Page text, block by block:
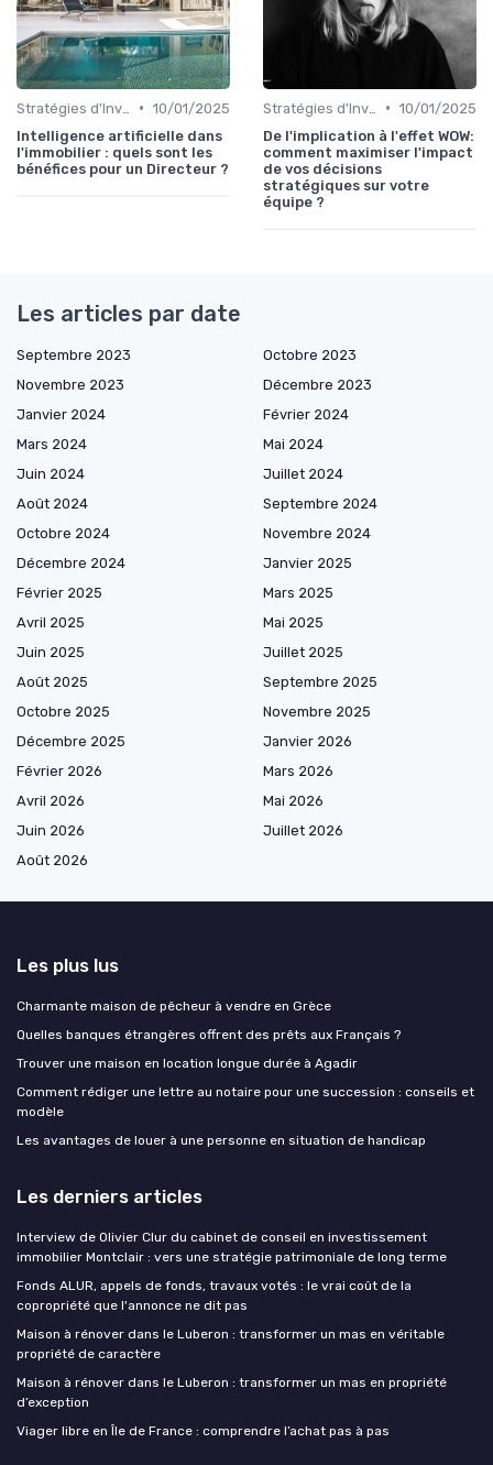
• 10/01/2025
Intelligence artificielle dans
l'immobilier : quels sont les
bénéfices pour un Directeur ?
• 10/01/2025
De l'implication à l'effet WOW:
comment maximiser l'impact
de vos décisions
stratégiques sur votre
équipe ?
Les articles par date
Septembre 2023
Octobre 2023
Novembre 2023
Décembre 2023
Janvier 2024
Février 2024
Mars 2024
Mai 2024
Juin 2024
Juillet 2024
Août 2024
Septembre 2024
Octobre 2024
Novembre 2024
Décembre 2024
Janvier 2025
Février 2025
Mars 2025
Avril 2025
Mai 2025
Juin 2025
Juillet 2025
Août 2025
Septembre 2025
Octobre 2025
Novembre 2025
Décembre 2025
Janvier 2026
Février 2026
Mars 2026
Avril 2026
Mai 2026
Juin 2026
Juillet 2026
Août 2026
Les plus lus
Charmante maison de pêcheur à vendre en Grèce
Quelles banques étrangères offrent des prêts aux Français ?
Trouver une maison en location longue durée à Agadir
Comment rédiger une lettre au notaire pour une succession : conseils et
modèle
Les avantages de louer à une personne en situation de handicap
Les derniers articles
Interview de Olivier Clur du cabinet de conseil en investissement
immobilier Montclair : vers une stratégie patrimoniale de long terme
Fonds ALUR, appels de fonds, travaux votés : le vrai coût de la
copropriété que l'annonce ne dit pas
Maison à rénover dans le Luberon : transformer un mas en véritable
propriété de caractère
Maison à rénover dans le Luberon : transformer un mas en propriété
d’exception
Viager libre en Île de France : comprendre l’achat pas à pas